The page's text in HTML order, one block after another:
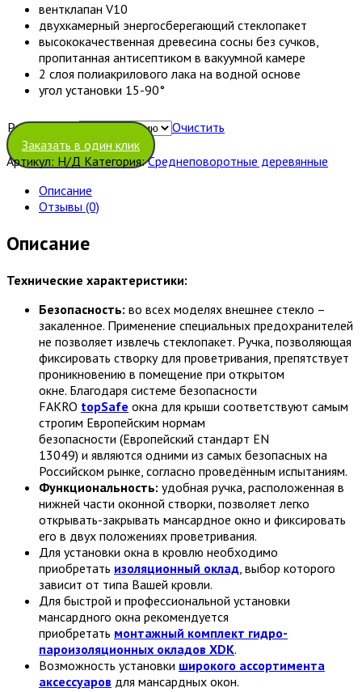
вентклапан V10
двухкамерный энергосберегающий стеклопакет
высококачественная древесина сосны без сучков,
пропитанная антисептиком в вакуумной камере
2 слоя полиакрилового лака на водной основе
угол установки 15-90°
Размер окна
Очистить
Заказать в один клик
Артикул: Н/Д Категория:Среднеповоротные деревянные
Описание
Отзывы (0)
Описание
Технические характеристики:
Безопасность: во всех моделях внешнее стекло –
закаленное. Применение специальных предохранителей
не позволяет извлечь стеклопакет. Ручка, позволяющая
фиксировать створку для проветривания, препятствует
проникновению в помещение при открытом
окне. Благодаря системе безопасности
FAKRO topSafe окна для крыши соответствуют самым
строгим Европейским нормам
безопасности (Европейский стандарт EN
13049) и являются одними из самых безопасных на
Российском рынке, согласно проведённым испытаниям.
Функциональность: удобная ручка, расположенная в
нижней части оконной створки, позволяет легко
открывать-закрывать мансардное окно и фиксировать
его в двух положениях проветривания.
Для установки окна в кровлю необходимо
приобретать изоляционный оклад , выбор которого
зависит от типа Вашей кровли.
Для быстрой и профессиональной установки
мансардного окна рекомендуется
приобретать монтажный комплект гидро-
пароизоляционных окладов XDK.
Возможность установки широкого ассортимента
аксессуаров для мансардных окон.